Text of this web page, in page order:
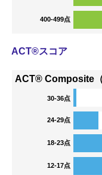
400-499点
ACT®スコア
ACT® Composite
30-36点
24-29点
18-23点
12-17点